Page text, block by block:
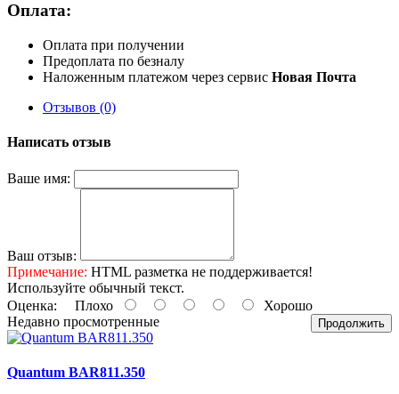
Оплата:
Оплата при получении
Предоплата по безналу
Наложенным платежом через сервис Новая Почта
Отзывов (0)
Написать отзыв
Ваше имя:
Ваш отзыв:
Примечание: HTML разметка не поддерживается!
Используйте обычный текст.
Оценка: Плохо Хорошо
Продолжить
Недавно просмотренные
Quantum BAR811.350